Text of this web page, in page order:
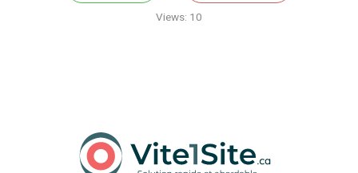
Views: 10